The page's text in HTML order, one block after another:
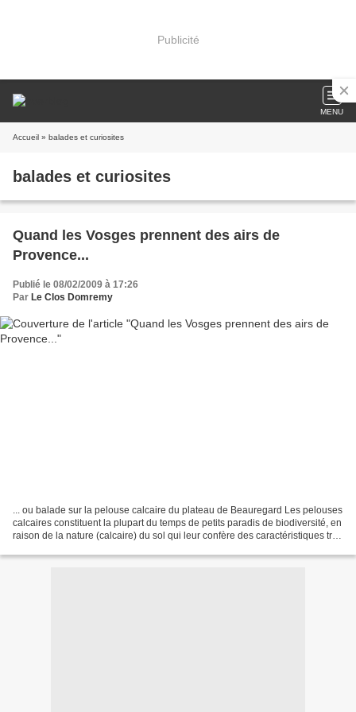
Publicité
MENU
Accueil » balades et curiosites
balades et curiosites
Quand les Vosges prennent des airs de
Provence...
Publié le 08/02/2009 à 17:26
Par Le Clos Domremy
... ou balade sur la pelouse calcaire du plateau de Beauregard Les pelouses
calcaires constituent la plupart du temps de petits paradis de biodiversité, en
raison de la nature (calcaire) du sol qui leur confère des caractéristiques très